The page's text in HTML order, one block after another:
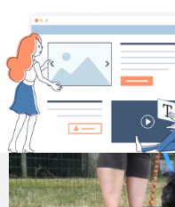
LES AMIS
Portes